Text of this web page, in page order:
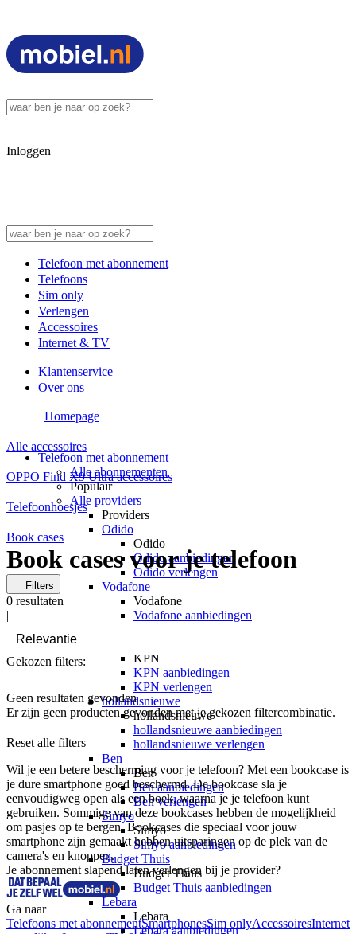
Inloggen
Telefoon met abonnement
Telefoons
Sim only
Verlengen
Accessoires
Internet & TV
Klantenservice
Over ons
Telefoon met abonnement
Alle abonnementen
Populair
Alle providers
Providers
Odido
Odido
Odido aanbiedingen
Odido verlengen
Vodafone
Vodafone
Vodafone aanbiedingen
KPN
KPN aanbiedingen
KPN verlengen
hollandsnieuwe
hollandsnieuwe
hollandsnieuwe aanbiedingen
hollandsnieuwe verlengen
Ben
Ben
Ben aanbiedingen
Ben verlengen
Simyo
Simyo
Simyo aanbiedingen
Budget Thuis
Budget Thuis
Budget Thuis aanbiedingen
Lebara
Lebara
Lebara aanbiedingen
Homepage
Alle accessoires
OPPO Find X9 Ultra accessoires
Telefoonhoesjes
Book cases
Book cases voor je telefoon
Filters
0 resultaten
|
Gekozen filters:
Geen resultaten gevonden
Er zijn geen producten gevonden met je gekozen filtercombinatie.
Reset alle filters
Wil je een betere bescherming voor je telefoon? Met een bookcase is
je dure smartphone goed beschermd. De bookcase sla je
eenvoudigweg open als een boek, waarna je je telefoon kunt
gebruiken. Sommige van deze bookcases hebben de mogelijkheid
om pasjes op te bergen. Bookcases die speciaal voor jouw
smartphone zijn gemaakt hebben uitsparingen op de plek van de
camera's en knoppen.
Je abonnement slapend laten verlengen bij je provider?
Ga naar
Telefoons met abonnementSmartphonesSim onlyAccessoiresInternet